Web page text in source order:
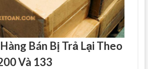
Bán Bị Trả Lại Theo
Và 133